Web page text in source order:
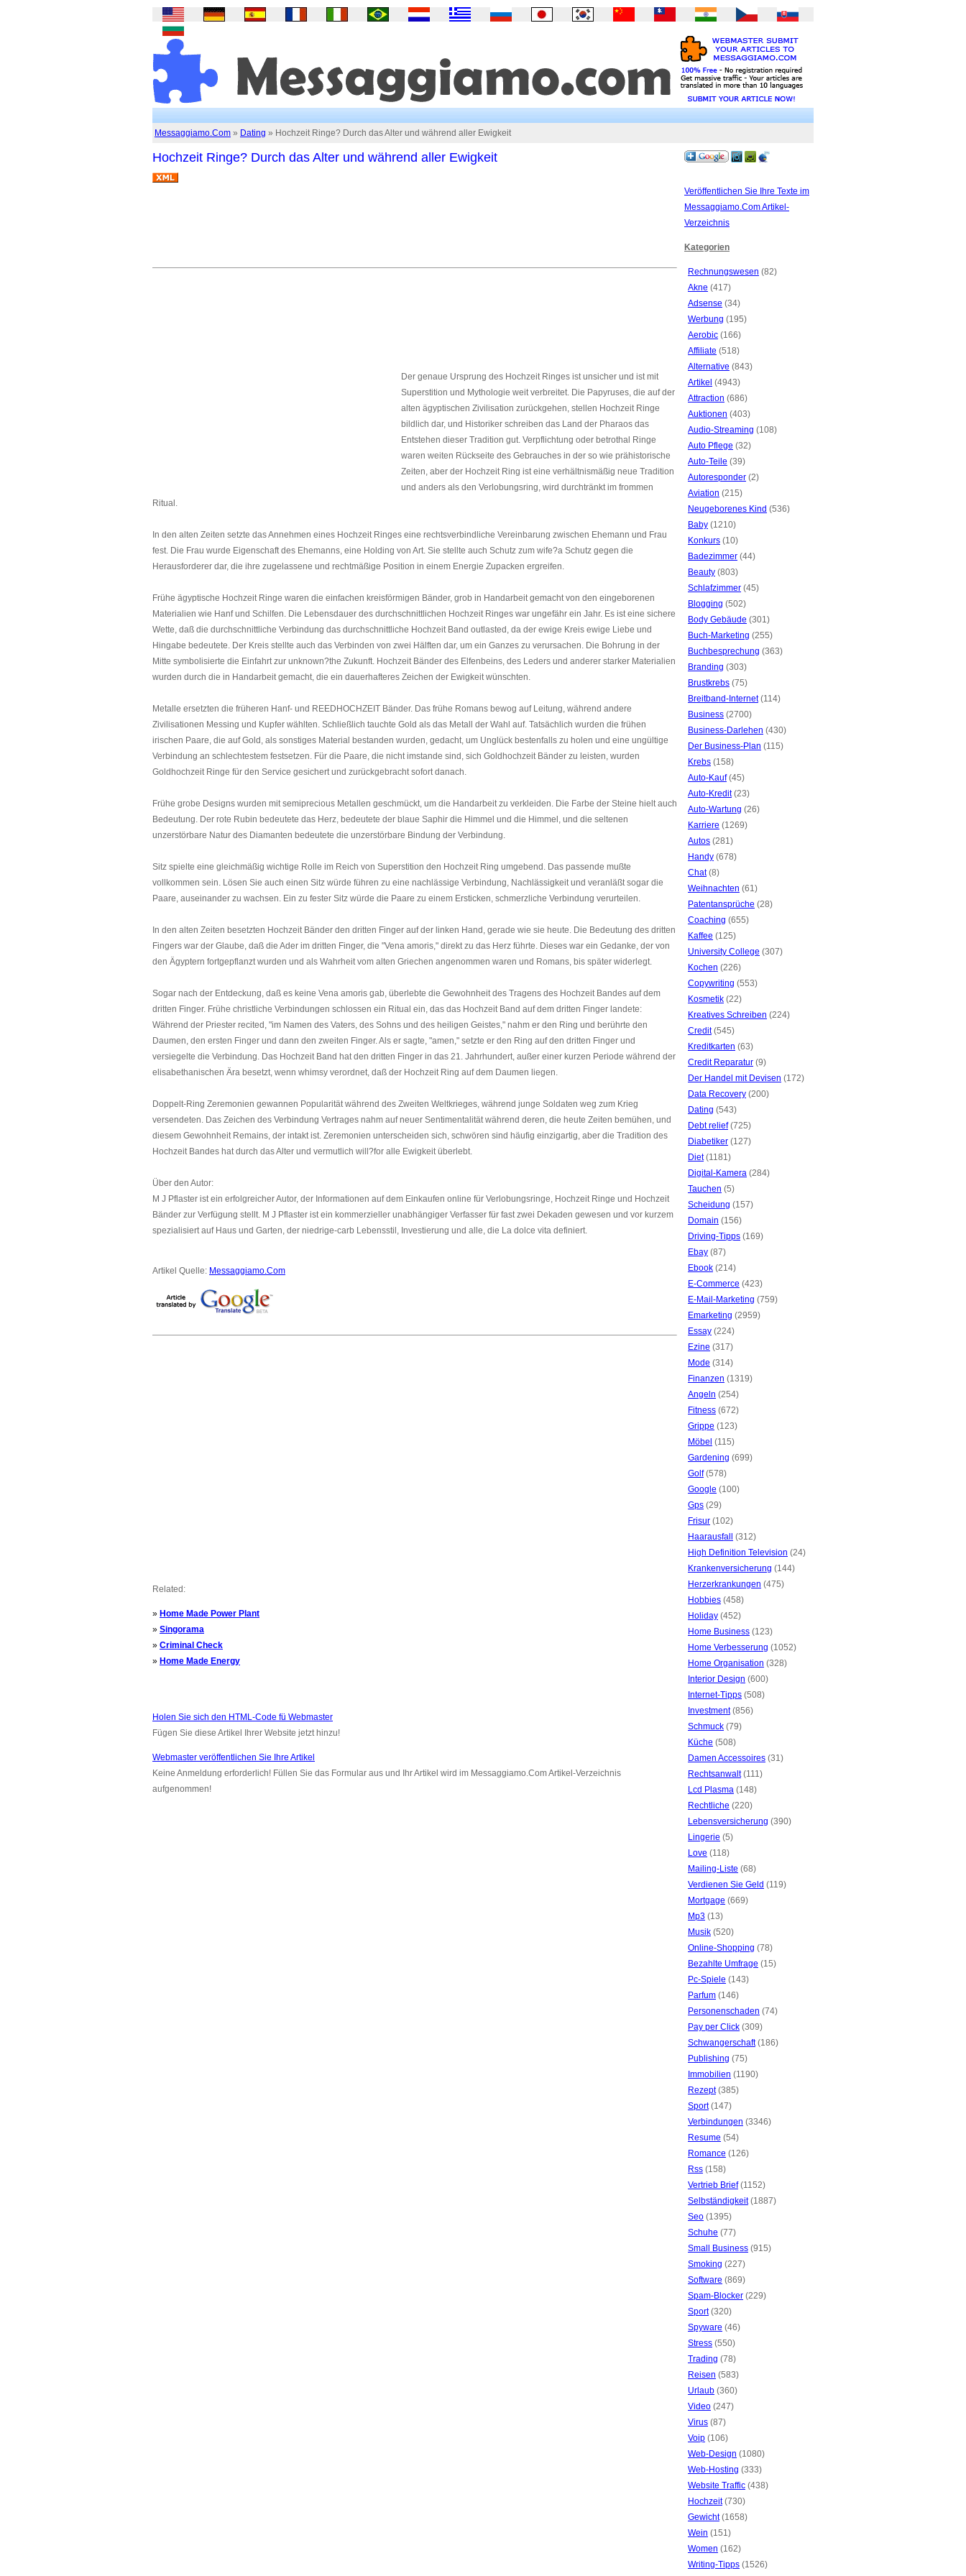
Messaggiamo.Com » Dating » Hochzeit Ringe? Durch das Alter und während aller Ewigkeit
Hochzeit Ringe? Durch das Alter und während aller Ewigkeit
Der genaue Ursprung des Hochzeit Ringes ist unsicher und ist mit
Superstition und Mythologie weit verbreitet. Die Papyruses, die auf der
alten ägyptischen Zivilisation zurückgehen, stellen Hochzeit Ringe
bildlich dar, und Historiker schreiben das Land der Pharaos das
Entstehen dieser Tradition gut. Verpflichtung oder betrothal Ringe
waren weiten Rückseite des Gebrauches in der so wie prähistorische
Zeiten, aber der Hochzeit Ring ist eine verhältnismäßig neue Tradition
und anders als den Verlobungsring, wird durchtränkt im frommen
Ritual.
In den alten Zeiten setzte das Annehmen eines Hochzeit Ringes eine rechtsverbindliche Vereinbarung zwischen Ehemann und Frau
fest. Die Frau wurde Eigenschaft des Ehemanns, eine Holding von Art. Sie stellte auch Schutz zum wife?a Schutz gegen die
Herausforderer dar, die ihre zugelassene und rechtmäßige Position in einem Energie Zupacken ergreifen.
Frühe ägyptische Hochzeit Ringe waren die einfachen kreisförmigen Bänder, grob in Handarbeit gemacht von den eingeborenen
Materialien wie Hanf und Schilfen. Die Lebensdauer des durchschnittlichen Hochzeit Ringes war ungefähr ein Jahr. Es ist eine sichere
Wette, daß die durchschnittliche Verbindung das durchschnittliche Hochzeit Band outlasted, da der ewige Kreis ewige Liebe und
Hingabe bedeutete. Der Kreis stellte auch das Verbinden von zwei Hälften dar, um ein Ganzes zu verursachen. Die Bohrung in der
Mitte symbolisierte die Einfahrt zur unknown?the Zukunft. Hochzeit Bänder des Elfenbeins, des Leders und anderer starker Materialien
wurden durch die in Handarbeit gemacht, die ein dauerhafteres Zeichen der Ewigkeit wünschten.
Metalle ersetzten die früheren Hanf- und REEDHOCHZEIT Bänder. Das frühe Romans bewog auf Leitung, während andere
Zivilisationen Messing und Kupfer wählten. Schließlich tauchte Gold als das Metall der Wahl auf. Tatsächlich wurden die frühen
irischen Paare, die auf Gold, als sonstiges Material bestanden wurden, gedacht, um Unglück bestenfalls zu holen und eine ungültige
Verbindung an schlechtestem festsetzen. Für die Paare, die nicht imstande sind, sich Goldhochzeit Bänder zu leisten, wurden
Goldhochzeit Ringe für den Service gesichert und zurückgebracht sofort danach.
Frühe grobe Designs wurden mit semiprecious Metallen geschmückt, um die Handarbeit zu verkleiden. Die Farbe der Steine hielt auch
Bedeutung. Der rote Rubin bedeutete das Herz, bedeutete der blaue Saphir die Himmel und die Himmel, und die seltenen
unzerstörbare Natur des Diamanten bedeutete die unzerstörbare Bindung der Verbindung.
Sitz spielte eine gleichmäßig wichtige Rolle im Reich von Superstition den Hochzeit Ring umgebend. Das passende mußte
vollkommen sein. Lösen Sie auch einen Sitz würde führen zu eine nachlässige Verbindung, Nachlässigkeit und veranläßt sogar die
Paare, auseinander zu wachsen. Ein zu fester Sitz würde die Paare zu einem Ersticken, schmerzliche Verbindung verurteilen.
In den alten Zeiten besetzten Hochzeit Bänder den dritten Finger auf der linken Hand, gerade wie sie heute. Die Bedeutung des dritten
Fingers war der Glaube, daß die Ader im dritten Finger, die "Vena amoris," direkt zu das Herz führte. Dieses war ein Gedanke, der von
den Ägyptern fortgepflanzt wurden und als Wahrheit vom alten Griechen angenommen waren und Romans, bis später widerlegt.
Sogar nach der Entdeckung, daß es keine Vena amoris gab, überlebte die Gewohnheit des Tragens des Hochzeit Bandes auf dem
dritten Finger. Frühe christliche Verbindungen schlossen ein Ritual ein, das das Hochzeit Band auf dem dritten Finger landete:
Während der Priester recited, "im Namen des Vaters, des Sohns und des heiligen Geistes," nahm er den Ring und berührte den
Daumen, den ersten Finger und dann den zweiten Finger. Als er sagte, "amen," setzte er den Ring auf den dritten Finger und
versiegelte die Verbindung. Das Hochzeit Band hat den dritten Finger in das 21. Jahrhundert, außer einer kurzen Periode während der
elisabethanischen Ära besetzt, wenn whimsy verordnet, daß der Hochzeit Ring auf dem Daumen liegen.
Doppelt-Ring Zeremonien gewannen Popularität während des Zweiten Weltkrieges, während junge Soldaten weg zum Krieg
versendeten. Das Zeichen des Verbindung Vertrages nahm auf neuer Sentimentalität während deren, die heute Zeiten bemühen, und
diesem Gewohnheit Remains, der intakt ist. Zeremonien unterscheiden sich, schwören sind häufig einzigartig, aber die Tradition des
Hochzeit Bandes hat durch das Alter und vermutlich will?for alle Ewigkeit überlebt.
Über den Autor:
M J Pflaster ist ein erfolgreicher Autor, der Informationen auf dem Einkaufen online für Verlobungsringe, Hochzeit Ringe und Hochzeit
Bänder zur Verfügung stellt. M J Pflaster ist ein kommerzieller unabhängiger Verfasser für fast zwei Dekaden gewesen und vor kurzem
spezialisiert auf Haus und Garten, der niedrige-carb Lebensstil, Investierung und alle, die La dolce vita definiert.
Artikel Quelle: Messaggiamo.Com
Related:
» Home Made Power Plant
» Singorama
» Criminal Check
» Home Made Energy
Holen Sie sich den HTML-Code fü Webmaster
Fügen Sie diese Artikel Ihrer Website jetzt hinzu!
Webmaster veröffentlichen Sie Ihre Artikel
Keine Anmeldung erforderlich! Füllen Sie das Formular aus und Ihr Artikel wird im Messaggiamo.Com Artikel-Verzeichnis
aufgenommen!
Veröffentlichen Sie Ihre Texte im
Messaggiamo.Com Artikel-
Verzeichnis
Kategorien
Rechnungswesen (82)
Akne (417)
Adsense (34)
Werbung (195)
Aerobic (166)
Affiliate (518)
Alternative (843)
Artikel (4943)
Attraction (686)
Auktionen (403)
Audio-Streaming (108)
Auto Pflege (32)
Auto-Teile (39)
Autoresponder (2)
Aviation (215)
Neugeborenes Kind (536)
Baby (1210)
Konkurs (10)
Badezimmer (44)
Beauty (803)
Schlafzimmer (45)
Blogging (502)
Body Gebäude (301)
Buch-Marketing (255)
Buchbesprechung (363)
Branding (303)
Brustkrebs (75)
Breitband-Internet(114)
Business (2700)
Business-Darlehen (430)
Der Business-Plan (115)
Krebs (158)
Auto-Kauf(45)
Auto-Kredit(23)
Auto-Wartung (26)
Karriere (1269)
Autos (281)
Handy (678)
Chat(8)
Weihnachten (61)
Patentansprüche (28)
Coaching (655)
Kaffee (125)
University College (307)
Kochen (226)
Copywriting (553)
Kosmetik (22)
Kreatives Schreiben (224)
Credit(545)
Kreditkarten (63)
Credit Reparatur (9)
Der Handel mit Devisen (172)
Data Recovery (200)
Dating (543)
Debt relief(725)
Diabetiker (127)
Diet(1181)
Digital-Kamera (284)
Tauchen (5)
Scheidung (157)
Domain (156)
Driving-Tipps (169)
Ebay (87)
Ebook (214)
E-Commerce (423)
E-Mail-Marketing (759)
Emarketing (2959)
Essay (224)
Ezine (317)
Mode (314)
Finanzen (1319)
Angeln (254)
Fitness (672)
Grippe (123)
Möbel (115)
Gardening (699)
Golf(578)
Google (100)
Gps (29)
Frisur (102)
Haarausfall
(312)
High Definition Television (24)
Krankenversicherung (144)
Herzerkrankungen (475)
Hobbies (458)
Holiday (452)
Home Business (123)
Home Verbesserung (1052)
Home Organisation (328)
Interior Design (600)
Internet-Tipps (508)
Investment(856)
Schmuck (79)
Küche (508)
Damen Accessoires (31)
Rechtsanwalt(111)
Lcd Plasma (148)
Rechtliche (220)
Lebensversicherung (390)
Lingerie (5)
Love (118)
Mailing-Liste (68)
Verdienen Sie Geld (119)
Mortgage (669)
Mp3 (13)
Musik (520)
Online-Shopping (78)
Bezahlte Umfrage (15)
Pc-Spiele (143)
Parfum (146)
Personenschaden (74)
Pay per Click (309)
Schwangerschaft(186)
Publishing (75)
Immobilien (1190)
Rezept(385)
Sport(147)
Verbindungen (3346)
Resume (54)
Romance (126)
Rss (158)
Vertrieb Brief(1152)
Selbständigkeit(1887)
Seo (1395)
Schuhe (77)
Small Business (915)
Smoking (227)
Software (869)
Spam-Blocker (229)
Sport(320)
Spyware (46)
Stress (550)
Trading (78)
Reisen (583)
Urlaub (360)
Video (247)
Virus (87)
Voip (106)
Web-Design (1080)
Web-Hosting (333)
Website Traffic (438)
Hochzeit(730)
Gewicht(1658)
Wein (151)
Women (162)
Writing-Tipps (1526)